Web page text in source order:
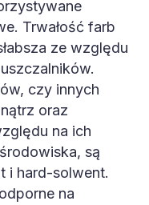
Trwałość farb
ze względu
czy innych
oraz
na ich
są
i hard-solwent.
na